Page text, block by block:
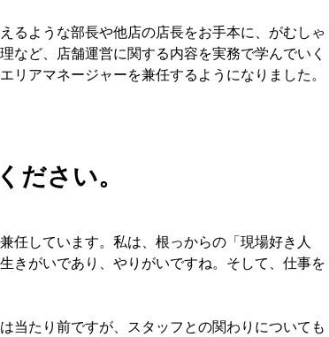
るような部長や他店の店長をお手本に、がむしゃ
など、店舗運営に関する内容を実務で学んでいく
リアマネージャーを兼任するようになりました。
ださい。
任しています。私は、根っからの「現場好き人
きがいであり、やりがいですね。そして、仕事を
当たり前ですが、スタッフとの関わりについても